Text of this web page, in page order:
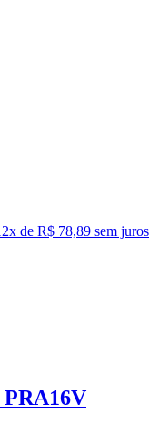
x de R$ 78,89 sem juros
PRA16V